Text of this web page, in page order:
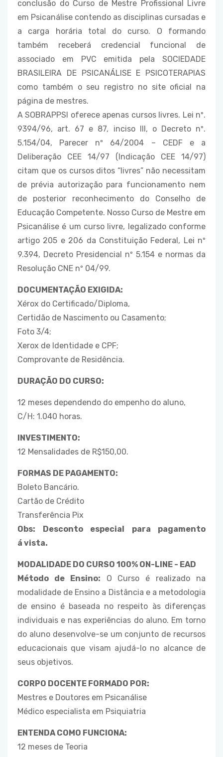
conclusão do Curso de Mestre Profissional Livre
em Psicanálise contendo as disciplinas cursadas e
a carga horária total do curso. O formando
também receberá credencial funcional de
associado em PVC emitida pela SOCIEDADE
BRASILEIRA DE PSICANÁLISE E PSICOTERAPIAS
como também o seu registro no site oficial na
página de mestres.
A SOBRAPPSI oferece apenas cursos livres. Lei nº.
9394/96, art. 67 e 87, inciso III, o Decreto nº.
5.154/04, Parecer nº 64/2004 – CEDF e a
Deliberação CEE 14/97 (Indicação CEE 14/97)
citam que os cursos ditos “livres” não necessitam
de prévia autorização para funcionamento nem
de posterior reconhecimento do Conselho de
Educação Competente. Nosso Curso de Mestre em
Psicanálise é um curso livre, legalizado conforme
artigo 205 e 206 da Constituição Federal, Lei nº
9.394, Decreto Presidencial nº 5.154 e normas da
Resolução CNE nº 04/99.
DOCUMENTAÇÃO EXIGIDA:
Xérox do Certificado/Diploma,
Certidão de Nascimento ou Casamento;
Foto 3/4;
Xerox de Identidade e CPF;
Comprovante de Residência.
DURAÇÃO DO CURSO:
12 meses dependendo do empenho do aluno,
C/H: 1.040 horas.
INVESTIMENTO:
12 Mensalidades de R$150,00.
FORMAS DE PAGAMENTO:
Boleto Bancário.
Cartão de Crédito
Transferência Pix
Obs: Desconto especial para pagamento
á vista.
MODALIDADE DO CURSO 100% ON-LINE - EAD
Método de Ensino: O Curso é realizado na
modalidade de Ensino a Distância e a metodologia
de ensino é baseada no respeito às diferenças
individuais e nas experiências do aluno. Em torno
do aluno desenvolve-se um conjunto de recursos
educacionais que visam ajudá-lo no alcance de
seus objetivos.
CORPO DOCENTE FORMADO POR:
Mestres e Doutores em Psicanálise
Médico especialista em Psiquiatria
ENTENDA COMO FUNCIONA:
12 meses de Teoria